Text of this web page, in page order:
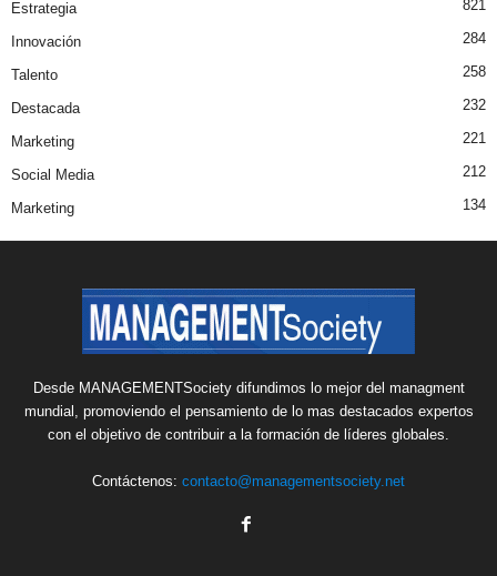
Estrategia 821
Innovación 284
Talento 258
Destacada 232
Marketing 221
Social Media 212
Marketing 134
Desde MANAGEMENTSociety difundimos lo mejor del managment
mundial, promoviendo el pensamiento de lo mas destacados expertos
con el objetivo de contribuir a la formación de líderes globales.
Contáctenos: contacto@managementsociety.net